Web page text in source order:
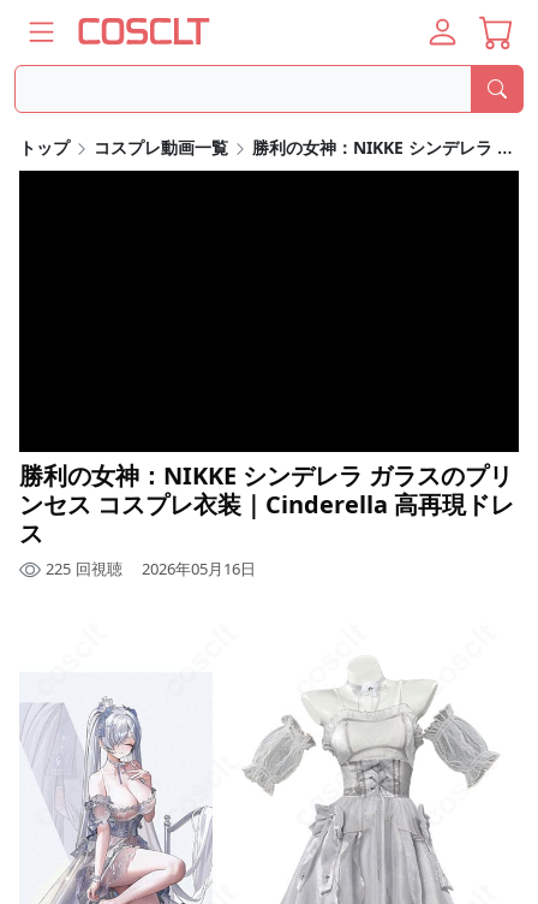
トップ コスプレ動画一覧 勝利の女神：NIKKE シンデレラ ガラスのプリンセス コスプレ衣装｜Cinderella 高再現ドレス
勝利の女神：NIKKE シンデレラ ガラスのプリ
ンセス コスプレ衣装｜Cinderella 高再現ドレ
ス
225 回視聴 2026年05月16日